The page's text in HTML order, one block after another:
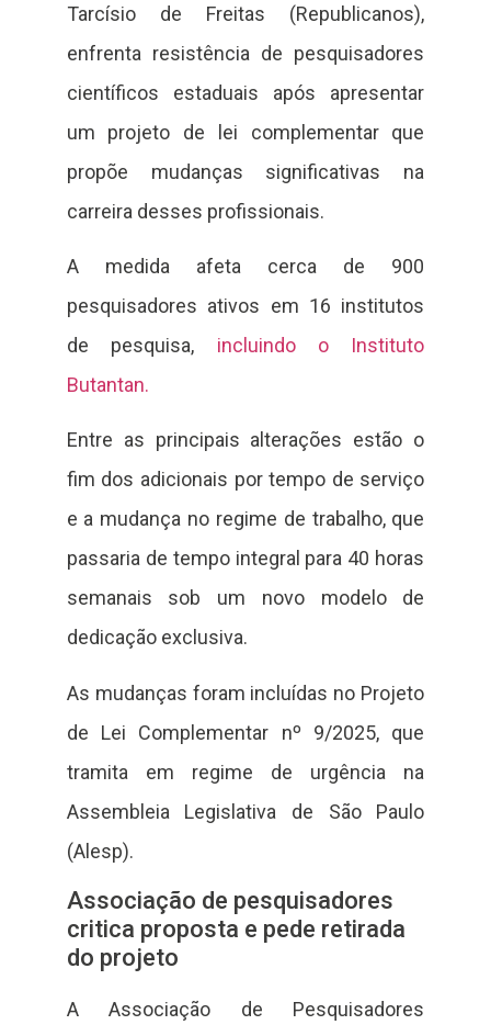
Tarcísio de Freitas (Republicanos),
enfrenta resistência de pesquisadores
científicos estaduais após apresentar
um projeto de lei complementar que
propõe mudanças significativas na
carreira desses profissionais.
A medida afeta cerca de 900
pesquisadores ativos em 16 institutos
de pesquisa, incluindo o Instituto
Butantan.
Entre as principais alterações estão o
fim dos adicionais por tempo de serviço
e a mudança no regime de trabalho, que
passaria de tempo integral para 40 horas
semanais sob um novo modelo de
dedicação exclusiva.
As mudanças foram incluídas no Projeto
de Lei Complementar nº 9/2025, que
tramita em regime de urgência na
Assembleia Legislativa de São Paulo
(Alesp).
Associação de pesquisadores
critica proposta e pede retirada
do projeto
A Associação de Pesquisadores